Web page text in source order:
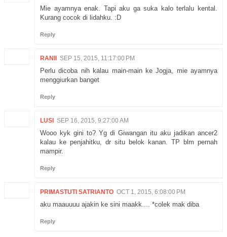
Mie ayamnya enak. Tapi aku ga suka kalo terlalu kental.
Kurang cocok di lidahku. :D
Reply
RANII SEP 15, 2015, 11:17:00 PM
Perlu dicoba nih kalau main-main ke Jogja, mie ayamnya
menggiurkan banget
Reply
LUSI SEP 16, 2015, 9:27:00 AM
Wooo kyk gini to? Yg di Giwangan itu aku jadikan ancer2
kalau ke penjahitku, dr situ belok kanan. TP blm pernah
mampir.
Reply
PRIMASTUTI SATRIANTO OCT 1, 2015, 6:08:00 PM
aku maauuuu ajakin ke sini maakk.... *colek mak diba
Reply